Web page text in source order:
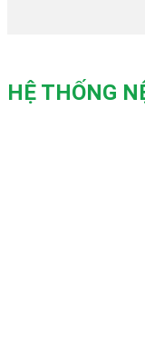
HỆ THỐNG